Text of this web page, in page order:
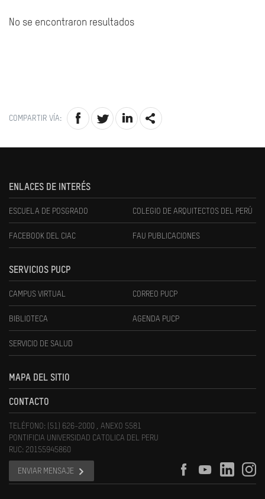
No se encontraron resultados
COMPARTIR VÍA:
ENLACES DE INTERÉS
ESCUELA DE POSGRADO COLEGIO DE ARQUITECTOS DEL PERÚ
FACEBOOK DEL CIAC FAU PUBLICACIONES
SERVICIOS PUCP
CAMPUS VIRTUAL CORREO PUCP
BIBLIOTECA AGENDA PUCP
SERVICIO DE SALUD
MAPA DEL SITIO
CONTACTO
TELÉFONO: (51) 626-2000 , ANEXO 5581
PONTIFICIA UNIVERSIDAD CATOLICA DEL PERU
RUC: 20155945860
ENVIAR MENSAJE